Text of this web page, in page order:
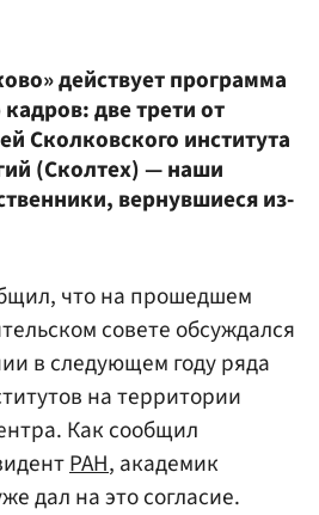
действует программа
две трети от
Сколковского института
(Сколтех) — наши
вернувшиеся из-
что на прошедшем
совете обсуждался
в следующем году ряда
на территории
Как сообщил
РАН, академик
дал на это согласие.